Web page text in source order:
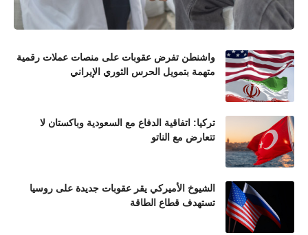
واشنطن تفرض عقوبات على منصات عملات رقمية
متهمة بتمويل الحرس الثوري الإيراني
تركيا: اتفاقية الدفاع مع السعودية وباكستان لا
تتعارض مع الناتو
الشيوخ الأميركي يقر عقوبات جديدة على روسيا
تستهدف قطاع الطاقة